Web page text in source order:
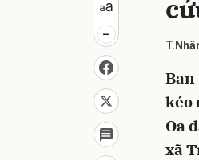
Ban
kéo
Oa
xã